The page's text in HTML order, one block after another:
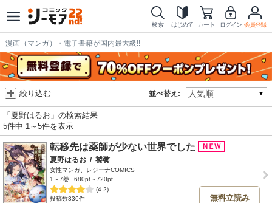
検索 はじめて カート ログイン 会員登録
漫画（マンガ）・電子書籍が国内最大級!!
並べ替え:
絞り込む
「夏野はるお」の検索結果
5件中 1～5件を表示
転移先は薬師が少ない世界でした
夏野はるお / 饕餮
女性マンガ、レジーナCOMICS
1～7巻
680pt～720pt
(4.2)
投稿数336件
無料立読み